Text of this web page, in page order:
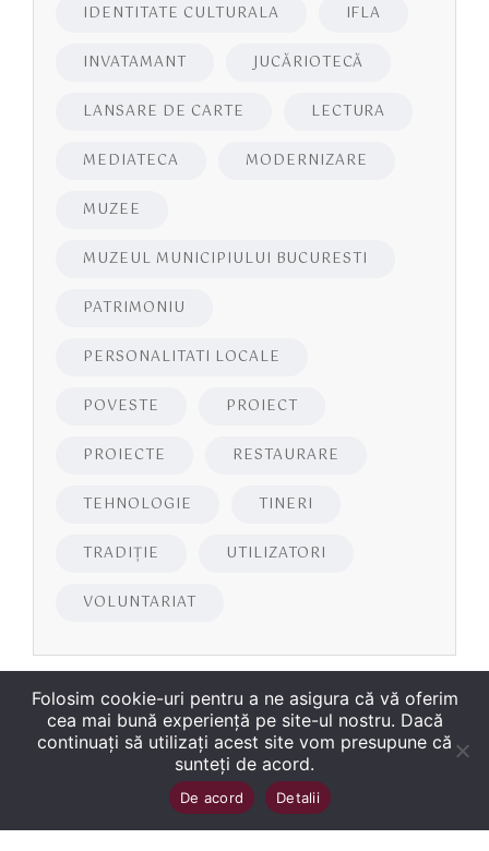
IDENTITATE CULTURALA IFLA
INVATAMANT JUCĂRIOTECĂ
LANSARE DE CARTE LECTURA
MEDIATECA MODERNIZARE
MUZEE
MUZEUL MUNICIPIULUI BUCURESTI
PATRIMONIU
PERSONALITATI LOCALE
POVESTE PROIECT
PROIECTE RESTAURARE
TEHNOLOGIE TINERI
TRADIȚIE UTILIZATORI
VOLUNTARIAT
2026Biblioteca Județeană
„George Bariţiu‟ Braşov. Toate drepturile sunt
Folosim cookie-uri pentru a ne asigura că vă oferim
cea mai bună experiență pe site-ul nostru. Dacă
continuați să utilizați acest site vom presupune că
sunteți de acord.
De acord Detalii